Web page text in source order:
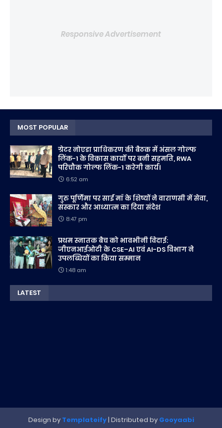
Responsive Advertisement
MOST POPULAR
ग्रेटर नोएडा प्राधिकरण की बैठक में अंसल गोल्फ
लिंक-1 के विकास कार्यों पर बनी सहमति, RWA
परिचौक गोल्फ लिंक-1 करेगी कार्य।
6:52 am
गुरु पूर्णिमा पर साईं माँ के शिष्यों ने वाराणसी में सेवा,
संस्कार और आध्यात्म का दिया संदेश
8:47 pm
प्रथम स्नातक बैच को भावभीनी विदाई:
जीएनआईओटी के CSE–AI एवं AI-DS विभाग ने
उपलब्धियों का किया सम्मान
1:48 am
LATEST
Design by Templateify| Distributed by Gooyaabi